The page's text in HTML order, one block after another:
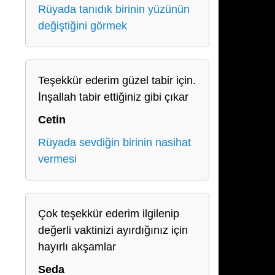
Rüyada tanıdık birinin yüzünün
değiştiğini görmek
Teşekkür ederim güzel tabir için.
İnşallah tabir ettiğiniz gibi çıkar
Cetin
Rüyada sevdiğin birinin nasihat
vermesi
Çok teşekkür ederim ilgilenip
değerli vaktinizi ayırdığınız için
hayırlı akşamlar
Seda